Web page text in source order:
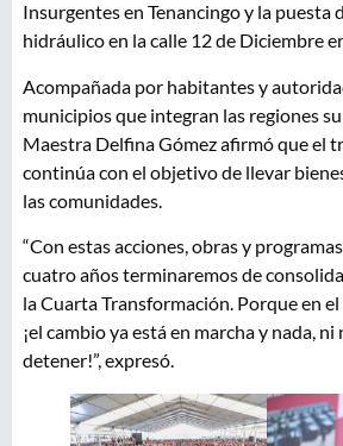
Insurgentes en Tenancingo y la puesta
hidráulico en la calle 12 de Diciembre
Acompañada por habitantes y
municipios que integran las regiones
Maestra Delfina Gómez afirmó que el
continúa con el objetivo de llevar
las comunidades.
“Con estas acciones, obras y
cuatro años terminaremos de
la Cuarta Transformación. Porque en
¡el cambio ya está en marcha y nada, ni
detener!”, expresó.